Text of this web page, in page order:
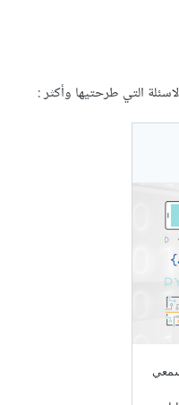
التي طرحتيها وأكثر :